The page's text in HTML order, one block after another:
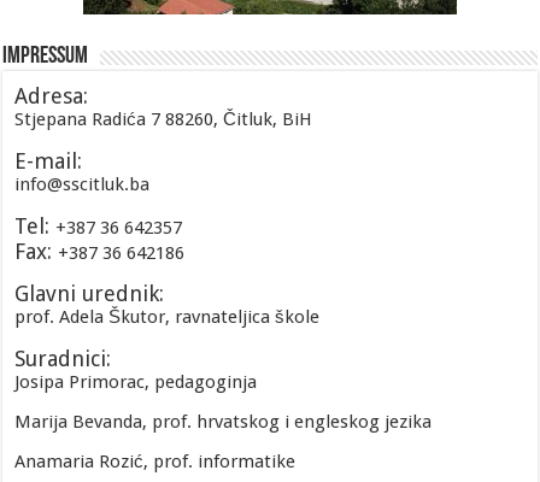
Impressum
Adresa:
Stjepana Radića 7 88260, Čitluk, BiH
E-mail:
info@sscitluk.ba
Tel: +387 36 642357
Fax: +387 36 642186
Glavni urednik:
prof. Adela Škutor, ravnateljica škole
Suradnici:
Josipa Primorac, pedagoginja
Marija Bevanda, prof. hrvatskog i engleskog jezika
Anamaria Rozić, prof. informatike